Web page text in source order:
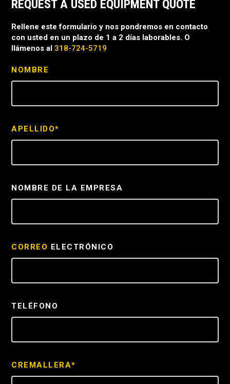
REQUEST A USED EQUIPMENT QUOTE
Rellene este formulario y nos pondremos en contacto
con usted en un plazo de 1 a 2 días laborables. O
llámenos al 318-724-5719
NOMBRE
APELLIDO*
NOMBRE DE LA EMPRESA
CORREO ELECTRÓNICO
TELÉFONO
CREMALLERA*